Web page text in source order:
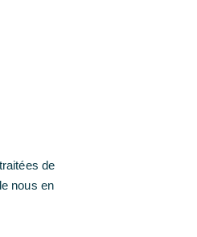
de
nous en